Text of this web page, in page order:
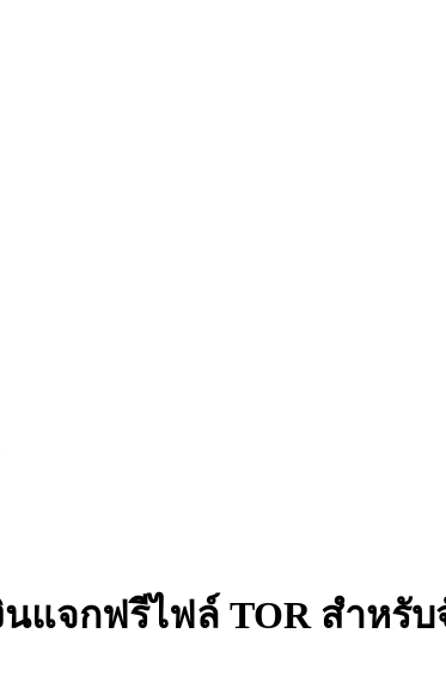
แจกฟรีไฟล์ TOR สำหรั